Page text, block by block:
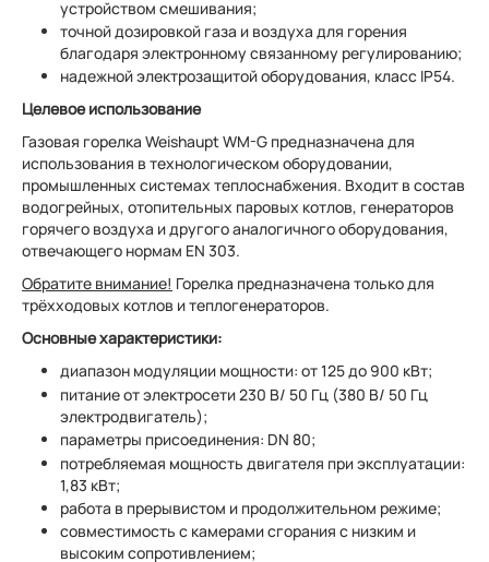
устройством смешивания;
точной дозировкой газа и воздуха для горения
благодаря электронному связанному регулированию;
надежной электрозащитой оборудования, класс IP54.
Целевое использование
Газовая горелка Weishaupt WM-G предназначена для
использования в технологическом оборудовании,
промышленных системах теплоснабжения. Входит в состав
водогрейных, отопительных паровых котлов, генераторов
горячего воздуха и другого аналогичного оборудования,
отвечающего нормам EN 303.
Обратите внимание! Горелка предназначена только для
трёхходовых котлов и теплогенераторов.
Основные характеристики:
диапазон модуляции мощности: от 125 до 900 кВт;
питание от электросети 230 В/ 50 Гц (380 В/ 50 Гц
электродвигатель);
параметры присоединения: DN 80;
потребляемая мощность двигателя при эксплуатации:
1,83 кВт;
работа в прерывистом и продолжительном режиме;
совместимость с камерами сгорания с низким и
высоким сопротивлением;